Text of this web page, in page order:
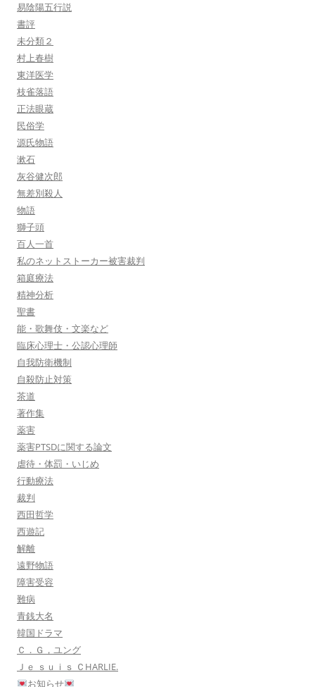
易陰陽五行説
書評
未分類２
村上春樹
東洋医学
枝雀落語
正法眼蔵
民俗学
源氏物語
漱石
灰谷健次郎
無差別殺人
物語
獅子頭
百人一首
私のネットストーカー被害裁判
箱庭療法
精神分析
聖書
能・歌舞伎・文楽など
臨床心理士・公認心理師
自我防衛機制
自殺防止対策
茶道
著作集
薬害
薬害PTSDに関する論文
虐待・体罰・いじめ
行動療法
裁判
西田哲学
西遊記
解離
遠野物語
障害受容
難病
青銭大名
韓国ドラマ
Ｃ．Ｇ，ユング
Ｊｅ ｓｕｉｓ ＣHARLIE.
お知らせ